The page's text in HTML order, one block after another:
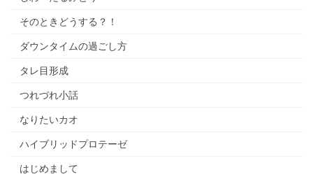
そのときどうする？！
ダウンタイムの過ごし方
タレ目形成
つれづれ小話
なりたいカオ
ハイブリッドプロテーゼ
はじめまして